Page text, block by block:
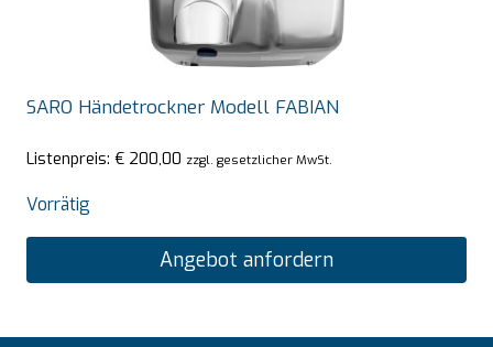
SARO Händetrockner Modell FABIAN
Listenpreis: € 200,00 zzgl. gesetzlicher MwSt.
Vorrätig
Angebot anfordern